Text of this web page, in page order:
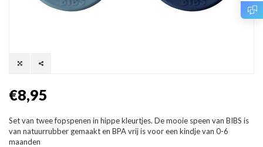
€8,95
Set van twee fopspenen in hippe kleurtjes. De mooie speen van BIBS is
van natuurrubber gemaakt en BPA vrij is voor een kindje van 0-6
maanden